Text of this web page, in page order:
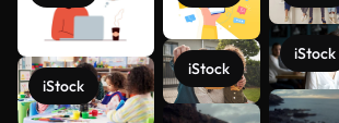
iStock
iStock
iStock